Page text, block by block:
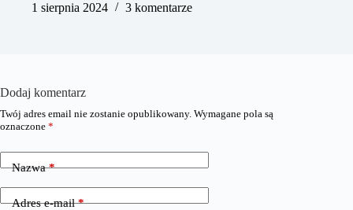
1 sierpnia 2024
3 komentarze
Dodaj komentarz
Twój adres email nie zostanie opublikowany. Wymagane pola są
oznaczone *
Nazwa*
Adres e-mail*